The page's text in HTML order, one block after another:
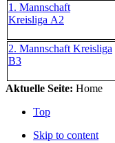
1. Mannschaft
Kreisliga A2
2. Mannschaft Kreisliga
B3
Aktuelle Seite: Home
Top
Skip to content